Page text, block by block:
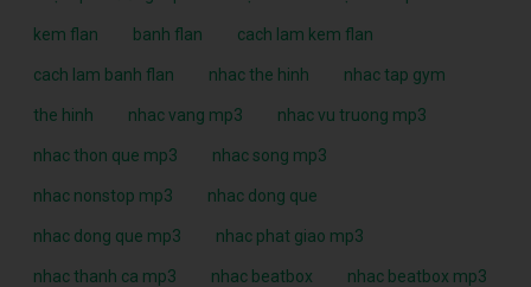
kem flan banh flan cach lam kem flan
cach lam banh flan nhac the hinh nhac tap gym
the hinh nhac vang mp3 nhac vu truong mp3
nhac thon que mp3 nhac song mp3
nhac nonstop mp3 nhac dong que
nhac dong que mp3 nhac phat giao mp3
nhac thanh ca mp3 nhac beatbox nhac beatbox mp3